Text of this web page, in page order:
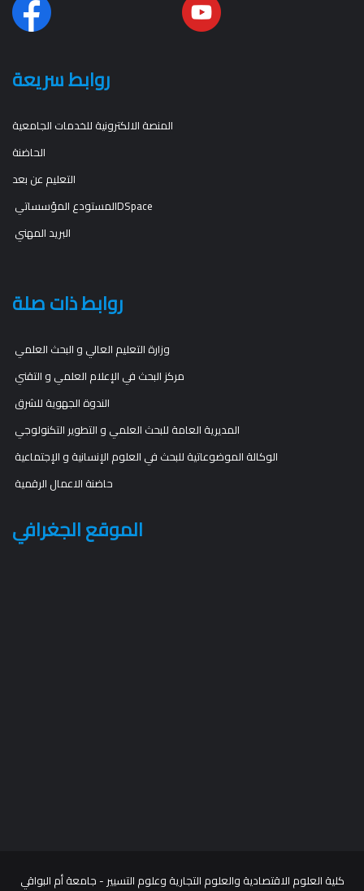
روابط سريعة
المنصة الالكترونية للخدمات الجامعية
الحاضنة
التعليم عن بعد
المستودع المؤسساتيDSpace
البريد المهني
روابط ذات صلة
وزارة التعليم العالي و البحث العلمي
مركز البحث في الإعلام العلمي و التقني
الندوة الجهوية للشرق
المديرية العامة للبحث العلمي و التطوير التكنولوجي
الوكالة الموضوعاتية للبحث في العلوم الإنسانية و الإجتماعية
حاضنة الاعمال الرقمية
الموقع الجغرافي
كلية العلوم الاقتصادية والعلوم التجارية وعلوم التسيير - جامعة أم البواقي